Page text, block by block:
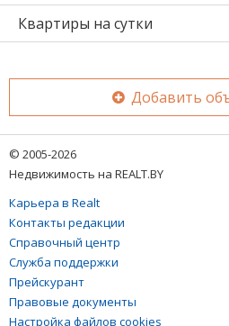
Квартиры на сутки
Добавить
© 2005-2026
Недвижимость на REALT.BY
Карьера в Realt
Контакты редакции
Справочный центр
Служба поддержки
Прейскурант
Правовые документы
Настройка файлов cookies